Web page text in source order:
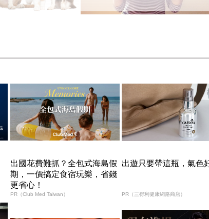
出國花費難抓？全包式海島假
期，一價搞定食宿玩樂，省錢
更省心！
PR（Club Med Taiwan）
出遊只要帶這瓶，氣色
PR（三得利健康網路商店）